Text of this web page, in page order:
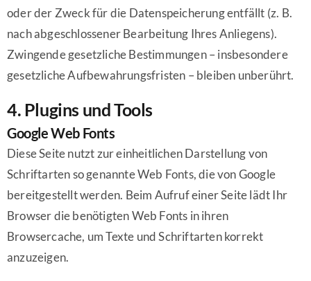
oder der Zweck für die Datenspeicherung entfällt (z. B.
nach abgeschlossener Bearbeitung Ihres Anliegens).
Zwingende gesetzliche Bestimmungen – insbesondere
gesetzliche Aufbewahrungsfristen – bleiben unberührt.
4. Plugins und Tools
Google Web Fonts
Diese Seite nutzt zur einheitlichen Darstellung von
Schriftarten so genannte Web Fonts, die von Google
bereitgestellt werden. Beim Aufruf einer Seite lädt Ihr
Browser die benötigten Web Fonts in ihren
Browsercache, um Texte und Schriftarten korrekt
anzuzeigen.